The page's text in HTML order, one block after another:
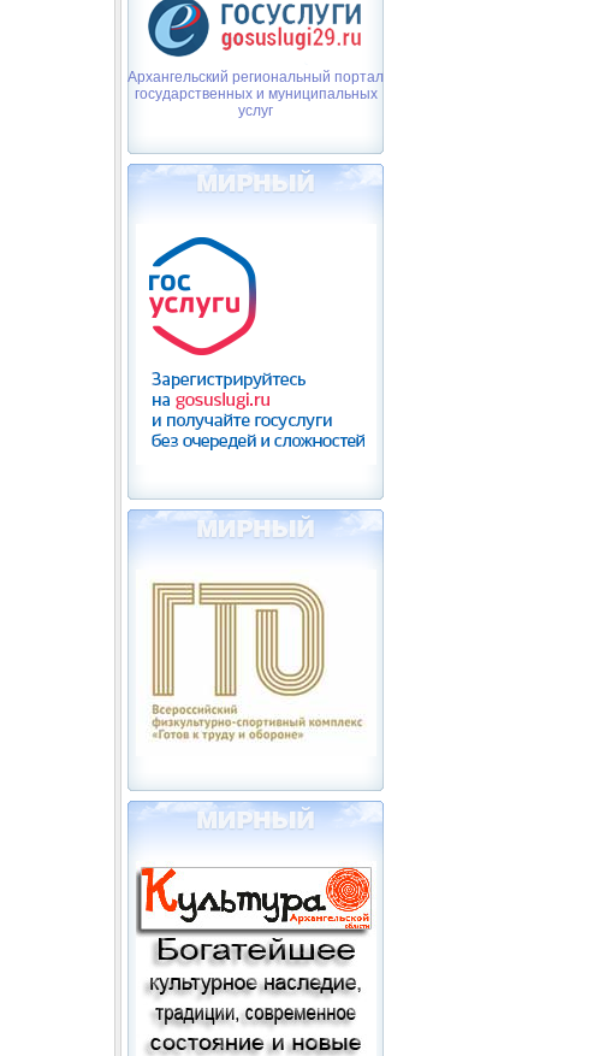
Архангельский региональный портал
государственных и муниципальных
услуг